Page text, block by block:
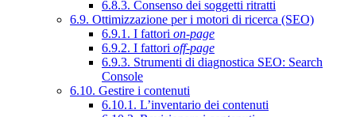
6.8.3. Consenso dei soggetti ritratti
6.9. Ottimizzazione per i motori di ricerca (SEO)
6.9.1. I fattori on-page
6.9.2. I fattori off-page
6.9.3. Strumenti di diagnostica SEO: Search
Console
6.10. Gestire i contenuti
6.10.1. L’inventario dei contenuti